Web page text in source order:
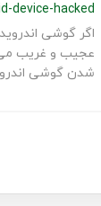
device-hacked
اگر گوشی
عجیب و غریب
شدن گوشی